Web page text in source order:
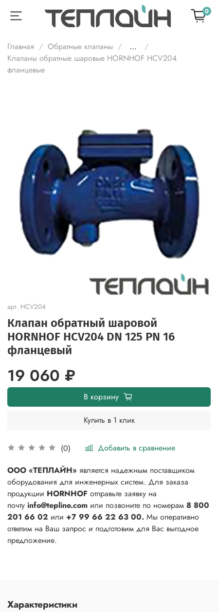
0
Главная Обратные клапаны
...
Клапаны обратные шаровые HORNHOF HCV204
фланцевые
арт. HCV204
Клапан обратный шаровой
HORNHOF HCV204 DN 125 PN 16
фланцевый
(0) Добавить в сравнение
19 060 ₽
В корзину
Купить в 1 клик
ООО «ТЕПЛАЙН» является надежным поставщиком
оборудования для инженерных систем. Для заказа
продукции HORNHOF отправьте заявку на
почту info@tepline.com или позвоните по номерам 8 800
201 66 02 или +7 99 66 22 63 00. Мы оперативно
ответим на Ваш запрос и подготовим для Вас выгодное
предложение.
Характеристики